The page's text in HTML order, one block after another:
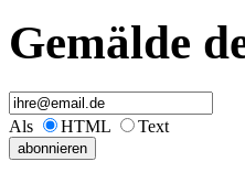
Gemälde
Als HTML Text